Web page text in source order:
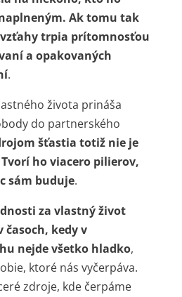
Ak tomu tak
trpia prítomnosťou
a opakovaných
.
života prináša
do partnerského
šťastia totiž nie je
ho viacero pilierov,
sám buduje.
za vlastný život
kedy v
nejde všetko hladko,
ktoré nás vyčerpáva.
zdroje, kde čerpáme